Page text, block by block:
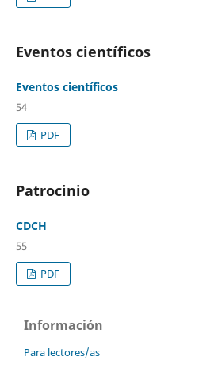
Eventos científicos
Eventos científicos
54
PDF
Patrocinio
CDCH
55
PDF
Información
Para lectores/as